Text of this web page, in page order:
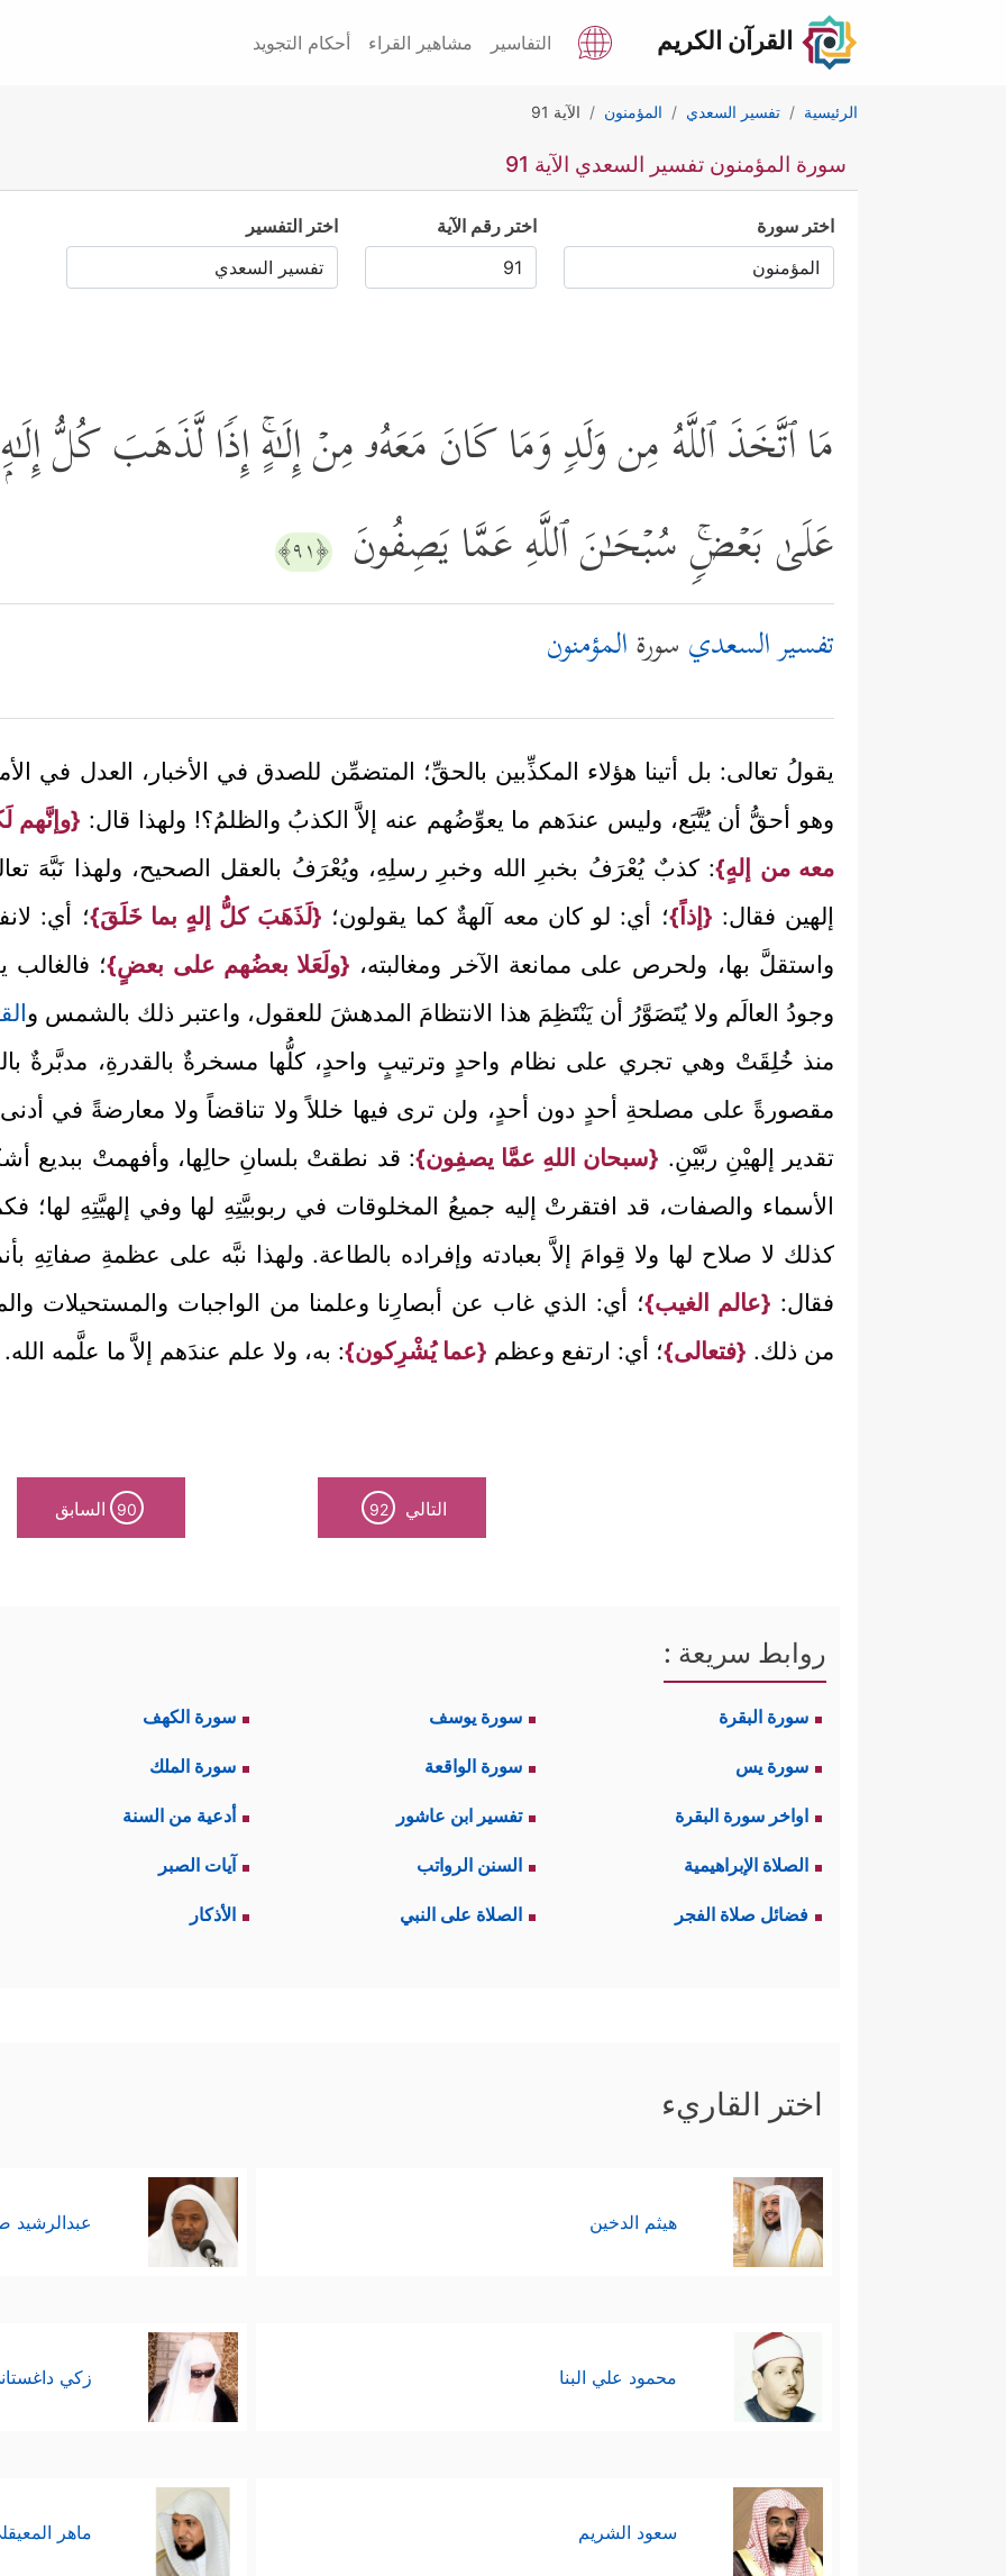
القرآن الكريم التفاسير مشاهير القراء أحكام التجويد
الرئيسية تفسير السعدي المؤمنون الآية 91
سورة المؤمنون تفسير السعدي الآية 91
اختر سورة اختر رقم الآية اختر التفسير
مَا ٱتَّخَذَ ٱللَّهُ مِن وَلَدࣲ وَمَا كَانَ مَعَهُۥ مِنۡ إِلَـٰهٍۚ إِذࣰا لَّذَهَبَ كُلُّ
عَلَىٰ بَعۡضࣲۚ سُبۡحَـٰنَ ٱللَّهِ عَمَّا یَصِفُونَ ﴿٩١﴾
تفسير السعدي سورةالمؤمنون
يقولُ تعالى: بل أتينا هؤلاء المكذِّبين بالحقِّ؛ المتضمِّن للصدق في الأخبار، العدل في
وهو أحقُّ أن يُتَّبَع، وليس عندَهم ما يعوِّضُهم عنه إلاَّ الكذبُ والظلمُ؟! ولهذا قال: {وإنَّهم
معه من إلهٍ}: كذبٌ يُعْرَفُ بخبرِ الله وخبرِ رسلِهِ، ويُعْرَفُ بالعقل الصحيح، ولهذا نَبَّهَ
إلهين فقال: {إذاً}؛ أي: لو كان معه آلهةٌ كما يقولون؛ {لَذَهَبَ كلُّ إلهٍ بما خَلَقَ}؛ أي:
واستقلَّ بها، ولحرص على ممانعة الآخر ومغالبته، {ولَعَلا بعضُهم على بعضٍ}؛ فالغالب
وجودُ العالَم ولا يُتَصَوَّرُ أن يَنْتَظِمَ هذا الانتظامَ المدهشَ للعقول، واعتبر ذلك بالشمس و
منذ خُلِقَتْ وهي تجري على نظام واحدٍ وترتيبٍ واحدٍ، كلُّها مسخرةٌ بالقدرةِ، مدبَّرةٌ
مقصورةً على مصلحةِ أحدٍ دون أحدٍ، ولن ترى فيها خللاً ولا تناقضاً ولا معارضةً في
تقدير إلهيْنِ ربَّيْنِ. {سبحان اللهِ عمَّا يصفِون}: قد نطقتْ بلسانِ حالِها، وأفهمتْ ببديع
الأسماء والصفات، قد افتقرتْ إليه جميعُ المخلوقات في ربوبيَّتِهِ لها وفي إلهيَّتِهِ لها؛
كذلك لا صلاح لها ولا قِوامَ إلاَّ بعبادته وإفراده بالطاعة. ولهذا نبَّه على عظمةِ صفاتِهِ
فقال: {عالم الغيب}؛ أي: الذي غاب عن أبصارِنا وعلمنا من الواجبات والمستحيلات
من ذلك. {فتعالى}؛ أي: ارتفع وعظم {عما يُشْرِكون}: به، ولا علم عندَهم إلاَّ ما علَّمه الله.
التالي 92
90 السابق
روابط سريعة :
سورة البقرة سورة يوسف سورة الكهف
سورة يس سورة الواقعة سورة الملك
اواخر سورة البقرة تفسير ابن عاشور أدعية من السنة
الصلاة الإبراهيمية السنن الرواتب آيات الصبر
فضائل صلاة الفجر الصلاة على النبي الأذكار
اختر القاريء
هيثم الدخين عبدالرشيد
محمود علي البنا زكي
سعود الشريم ماهر